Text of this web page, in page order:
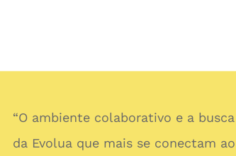
“O ambiente colaborativo e a
da Evolua que mais se conectam